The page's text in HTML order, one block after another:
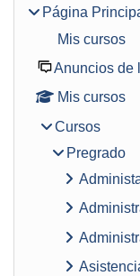
Página
Mis cursos
Anuncios de
Mis cursos
Cursos
Pregrado